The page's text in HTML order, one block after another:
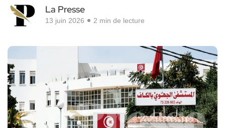
La Presse
13 juin 2026 2 min de lecture